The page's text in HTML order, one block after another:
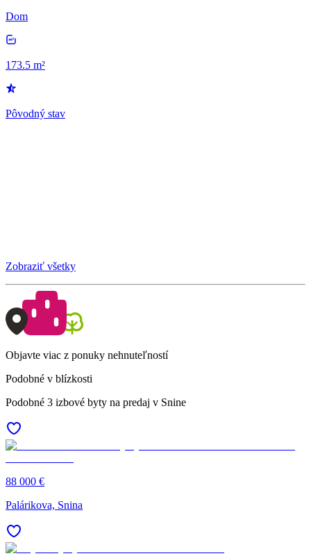
Dom
173.5 m²
Pôvodný stav
Zobraziť všetky
Objavte viac z ponuky nehnuteľností
Podobné v blízkosti
Podobné 3 izbové byty na predaj v Snine
88 000 €
Palárikova, Snina